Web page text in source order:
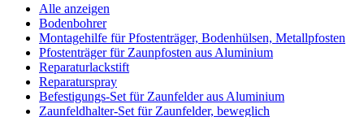
Alle anzeigen
Bodenbohrer
Montagehilfe für Pfostenträger, Bodenhülsen, Metallpfosten
Pfostenträger für Zaunpfosten aus Aluminium
Reparaturlackstift
Reparaturspray
Befestigungs-Set für Zaunfelder aus Aluminium
Zaunfeldhalter-Set für Zaunfelder, beweglich